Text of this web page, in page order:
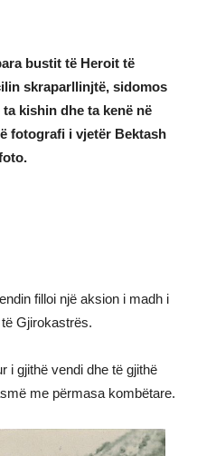
bustit të Heroit të
skraparllinjtë, sidomos
kishin dhe ta kenë në
fotografi i vjetër Bektash
filloi një aksion i madh i
Gjirokastrës.
i gjithë vendi dhe të gjithë
me përmasa kombëtare.